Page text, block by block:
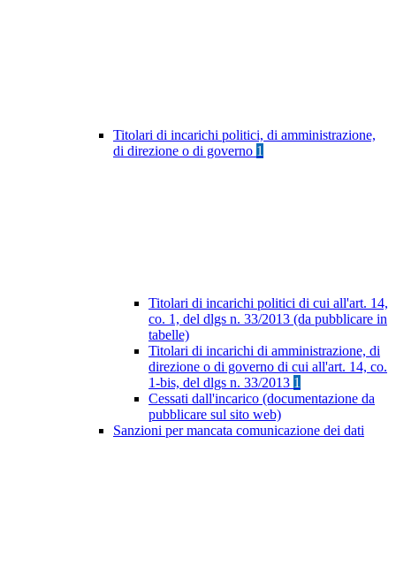
Titolari di incarichi politici, di amministrazione,
di direzione o di governo 1
Titolari di incarichi politici di cui all'art. 14,
co. 1, del dlgs n. 33/2013 (da pubblicare in
tabelle)
Titolari di incarichi di amministrazione, di
direzione o di governo di cui all'art. 14, co.
1-bis, del dlgs n. 33/2013 1
Cessati dall'incarico (documentazione da
pubblicare sul sito web)
Sanzioni per mancata comunicazione dei dati